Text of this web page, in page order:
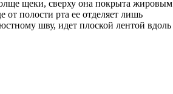
щеки, сверху она покрыта жировым
от полости рта ее отделяет лишь
шву, идет плоской лентой вдоль